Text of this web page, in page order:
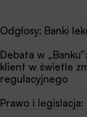
Odgłosy: Banki
Debata w
klient w świetle
regulacyjnego
Prawo i